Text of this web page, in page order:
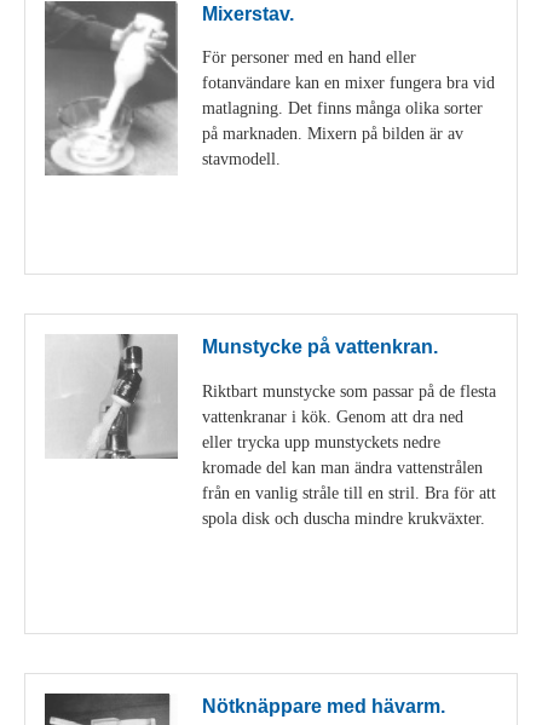
Mixerstav.
För personer med en hand eller
fotanvändare kan en mixer fungera bra vid
matlagning. Det finns många olika sorter
på marknaden. Mixern på bilden är av
stavmodell.
Munstycke på vattenkran.
Riktbart munstycke som passar på de flesta
vattenkranar i kök. Genom att dra ned
eller trycka upp munstyckets nedre
kromade del kan man ändra vattenstrålen
från en vanlig stråle till en stril. Bra för att
spola disk och duscha mindre krukväxter.
Nötknäppare med hävarm.